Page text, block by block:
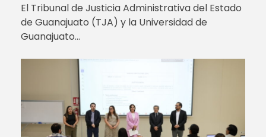
El Tribunal de Justicia Administrativa del Estado
de Guanajuato (TJA) y la Universidad de
Guanajuato…